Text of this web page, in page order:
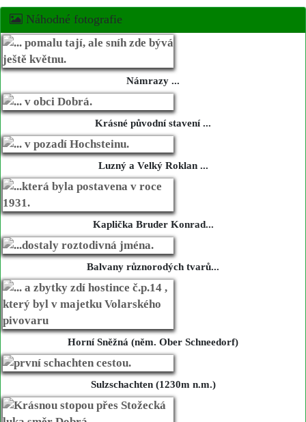
Náhodné fotografie
Námrazy ...
Krásné původní stavení ...
Luzný a Velký Roklan ...
Kaplička Bruder Konrad...
Balvany různorodých tvarů...
Horní Sněžná (něm. Ober Schneedorf)
Sulzschachten (1230m n.m.)